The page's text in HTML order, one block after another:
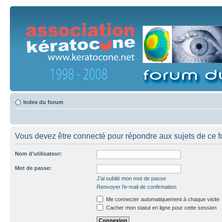
Index du forum
Vous devez être connecté pour répondre aux sujets de ce
Nom d’utilisateur:
Mot de passe:
J’ai oublié mon mot de passe
Renvoyer l’e-mail de confirmation
Me connecter automatiquement à chaque visite
Cacher mon statut en ligne pour cette session